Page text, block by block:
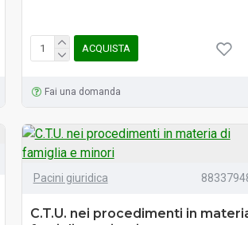
ACQUISTA
Fai una domanda
Pacini giuridica
C.T.U. nei procedimenti in